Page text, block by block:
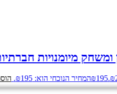
מיומנויות
₪195 המחיר הנוכחי הוא: ₪195.